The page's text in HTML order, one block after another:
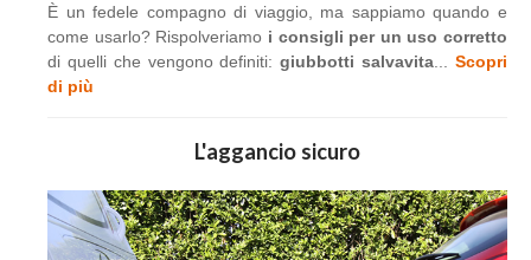
È un fedele compagno di viaggio, ma sappiamo quando e
come usarlo? Rispolveriamo i consigli per un uso corretto
di quelli che vengono definiti:giubbotti salvavita ...Scopri
di più
L'aggancio sicuro